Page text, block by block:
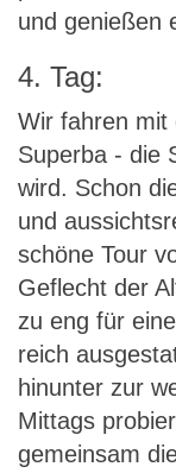
und genießen
4. Tag:
Wir fahren mit
Superba - die
wird. Schon
und
schöne Tour
Geflecht der
zu eng für
reich
hinunter zur
Mittags
gemeinsam